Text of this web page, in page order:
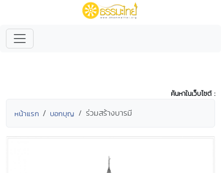
ค้นหาในเว็บไซต์ :
หน้าแรก บอกบุญ ร่วมสร้างบารมี